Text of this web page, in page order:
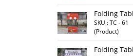
Folding
SKU : TC - 61
(Product)
Folding